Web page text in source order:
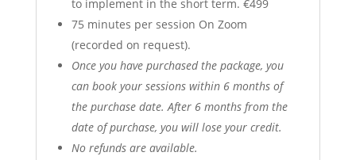
to implement in the short term. €499
75 minutes per session On Zoom
(recorded on request).
Once you have purchased the package, you
can book your sessions within 6 months of
the purchase date. After 6 months from the
date of purchase, you will lose your credit.
No refunds are available.